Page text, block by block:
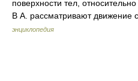
поверхности тел,
В А. рассматривают
энциклопедия